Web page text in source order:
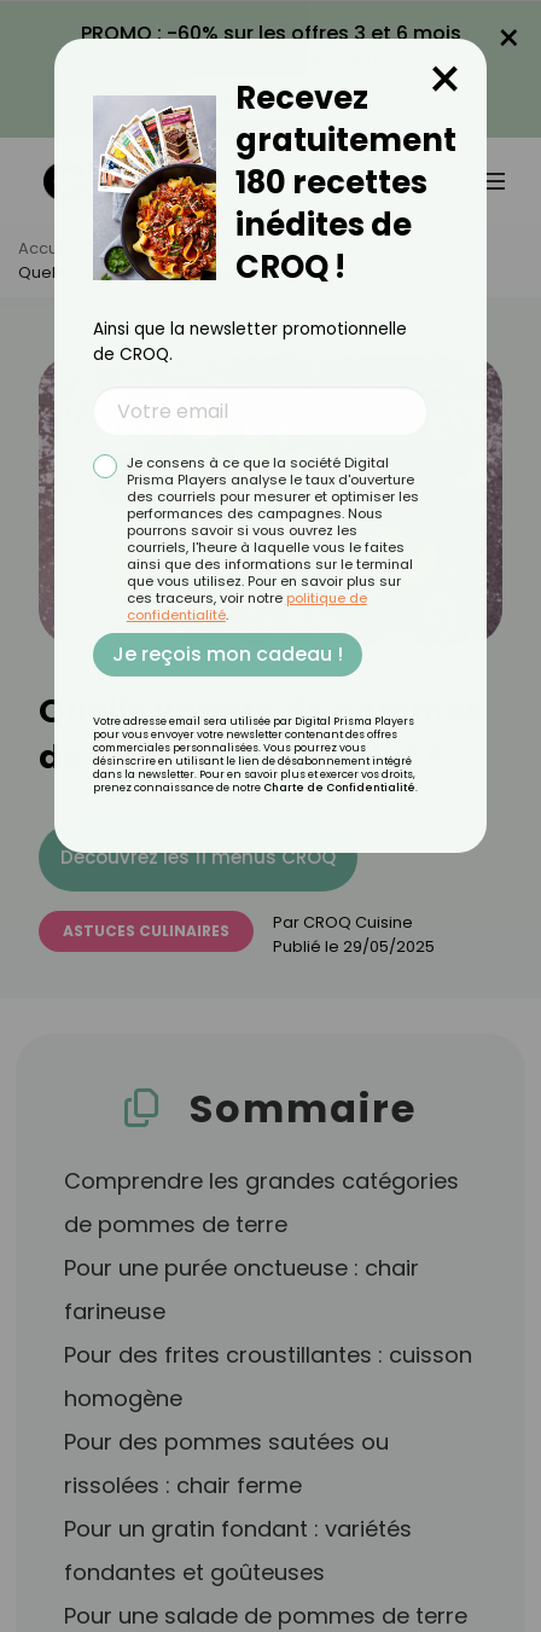
PROMO : -60% sur les offres 3 et 6 mois
VOIR LA PROMO
×
Accueil Actus
Astuces Culinaires
Quelle Variété De Pommes De Terre Pour Quel Plat ?
Quelle variété de pommes
de terre pour quel plat ?
Découvrez les 11 menus CROQ
ASTUCES CULINAIRES Par CROQ Cuisine
Publié le 29/05/2025
Sommaire
Comprendre les grandes catégories
de pommes de terre
Pour une purée onctueuse : chair
farineuse
Pour des frites croustillantes : cuisson
homogène
Pour des pommes sautées ou
rissolées : chair ferme
Pour un gratin fondant : variétés
fondantes et goûteuses
Pour une salade de pommes de terre
Recevez
gratuitement
180 recettes
inédites de
CROQ !
×
Ainsi que la newsletter promotionnelle
de CROQ.
Je consens à ce que la société Digital
Prisma Players analyse le taux d'ouverture
des courriels pour mesurer et optimiser les
performances des campagnes. Nous
pourrons savoir si vous ouvrez les
courriels, l'heure à laquelle vous le faites
ainsi que des informations sur le terminal
que vous utilisez. Pour en savoir plus sur
ces traceurs, voir notre politique de
confidentialité.
Je reçois mon cadeau !
Votre adresse email sera utilisée par Digital Prisma Players
pour vous envoyer votre newsletter contenant des offres
commerciales personnalisées. Vous pourrez vous
désinscrire en utilisant le lien de désabonnement intégré
dans la newsletter. Pour en savoir plus et exercer vos droits,
prenez connaissance de notre Charte de Confidentialité.